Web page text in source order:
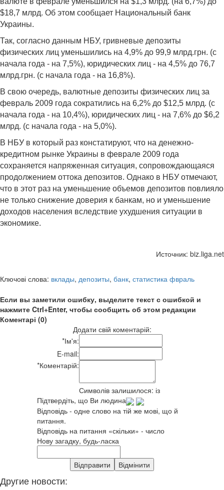
$18,7 млрд. Об этом сообщает Национальный банк
Украины.
Так, согласно данным НБУ, гривневые депозиты
физических лиц уменьшились на 4,9% до 99,9 млрд.грн. (с
начала года - на 7,5%), юридических лиц - на 4,5% до 76,7
млрд.грн. (с начала года - на 16,8%).
В свою очередь, валютные депозиты физических лиц за
февраль 2009 года сократились на 6,2% до $12,5 млрд. (с
начала года - на 10,4%), юридических лиц - на 7,6% до $6,2
млрд. (с начала года - на 5,0%).
В НБУ в который раз констатируют, что на денежно-
кредитном рынке Украины в феврале 2009 года
сохраняется напряженная ситуация, сопровождающаяся
продолжением оттока депозитов. Однако в НБУ отмечают,
что в этот раз на уменьшение объемов депозитов повлияло
не только снижение доверия к банкам, но и уменьшение
доходов населения вследствие ухудшения ситуации в
экономике.
Источник: biz.liga.net
Ключові слова: вклады, депозиты, банк, статистика фвраль
Если вы заметили ошибку, выделите текст с ошибкой и
нажмите Ctrl+Enter, чтобы сообщить об этом редакции
Коментарі (0)
Додати свій коментарій:
*Ім'я:
E-mail:
*Коментарій:
Символів залишилося: із
Підтвердіть, що Ви людина
Відповідь - одне слово на тій же мові, що й
питання.
Відповідь на питання «скільки» - число
Нову загадку, будь-ласка
Другие новости: